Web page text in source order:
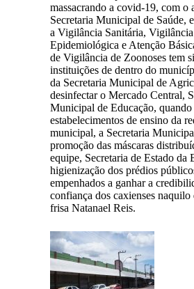
massacrando a covid-19, com o
Secretaria Municipal de Saúde,
a Vigilância Sanitária, Vigilância
Epidemiológica e Atenção
de Vigilância de Zoonoses tem
instituições de dentro do
da Secretaria Municipal de
desinfectar o Mercado Central,
Municipal de Educação,
estabelecimentos de ensino da
municipal, a Secretaria
promoção das máscaras
equipe, Secretaria de Estado da
higienização dos prédios
empenhados a ganhar a
confiança dos caxienses naquilo
frisa Natanael Reis.